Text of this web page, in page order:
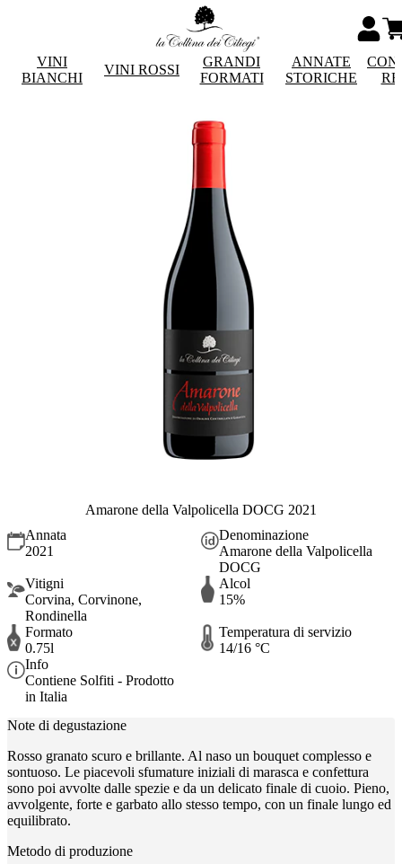
VINI
BIANCHI
VINI ROSSI
GRANDI
FORMATI
ANNATE
STORICHE
Amarone della Valpolicella DOCG 2021
Annata
2021
Denominazione
Amarone della Valpolicella
DOCG
Vitigni
Corvina, Corvinone,
Rondinella
Alcol
15%
Formato
0.75l
Temperatura di servizio
14/16 °C
Info
Contiene Solfiti - Prodotto
in Italia
Note di degustazione
Rosso granato scuro e brillante. Al naso un bouquet complesso e
sontuoso. Le piacevoli sfumature iniziali di marasca e confettura
sono poi avvolte dalle spezie e da un delicato finale di cuoio. Pieno,
avvolgente, forte e garbato allo stesso tempo, con un finale lungo ed
equilibrato.
Metodo di produzione